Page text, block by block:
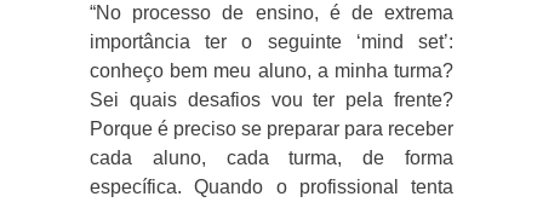
“No processo de ensino, é de extrema
importância ter o seguinte ‘mind set’:
conheço bem meu aluno, a minha turma?
Sei quais desafios vou ter pela frente?
Porque é preciso se preparar para receber
cada aluno, cada turma, de forma
específica. Quando o profissional tenta